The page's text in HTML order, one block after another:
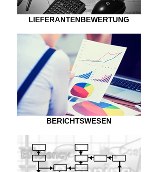
LIEFERANTENBEWERTUNG
BERICHTSWESEN